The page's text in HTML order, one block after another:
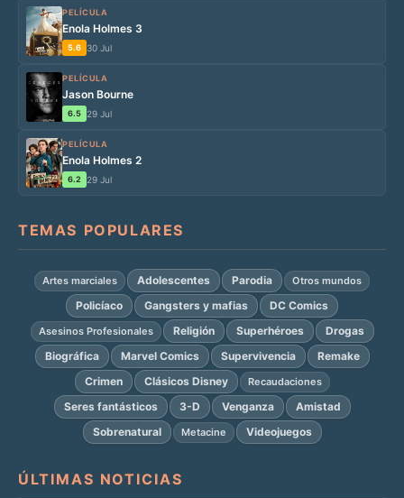
PELÍCULA
Enola Holmes 3
5.6 30 Jul
PELÍCULA
Jason Bourne
6.5 29 Jul
PELÍCULA
Enola Holmes 2
6.2 29 Jul
TEMAS POPULARES
Artes marciales Adolescentes Parodia Otros mundos
Policíaco Gangsters y mafias DC Comics
Asesinos Profesionales Religión Superhéroes
Drogas
Biográfica
Marvel Comics Supervivencia
Remake
Crimen
Clásicos Disney Recaudaciones
Seres fantásticos 3-D Venganza
Amistad
Sobrenatural
Metacine Videojuegos
ÚLTIMAS NOTICIAS